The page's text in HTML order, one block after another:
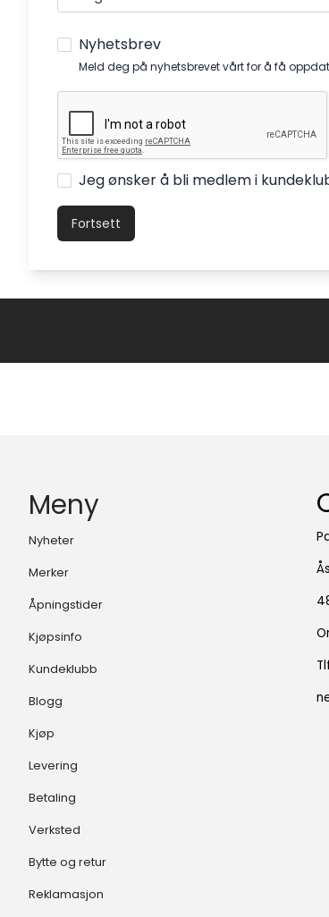
Nyhetsbrev
Meld deg på nyhetsbrevet vårt for å få
Jeg ønsker å bli medlem i
Meny
Nyheter
Merker
Åpningstider
Kjøpsinfo
Kundeklubb
Blogg
Kjøp
Levering
Betaling
Verksted
Bytte og retur
Reklamasjon